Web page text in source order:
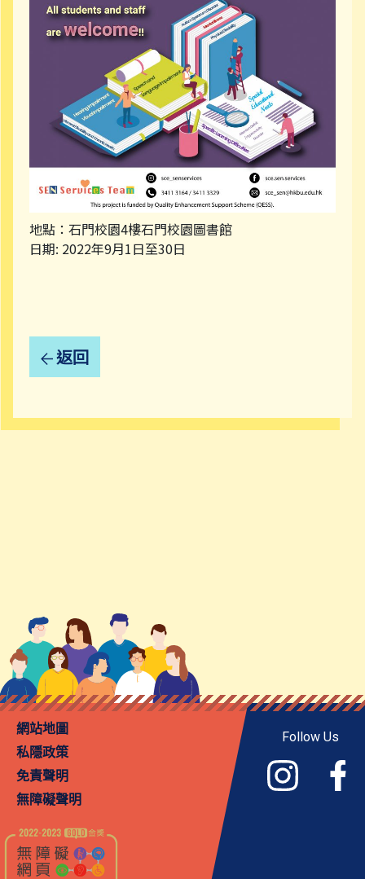
地點：石門校園4樓石門校園圖書館
日期: 2022年9月1日至30日
返回
網站地圖
私隱政策
免責聲明
無障礙聲明
Follow Us